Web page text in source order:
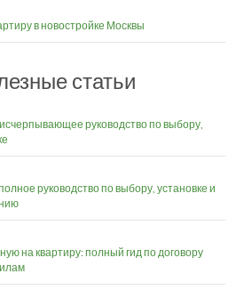
в новостройке Москвы
статьи
руководство по выбору,
руководство по выбору, установке и
на квартиру: полный гид по договору